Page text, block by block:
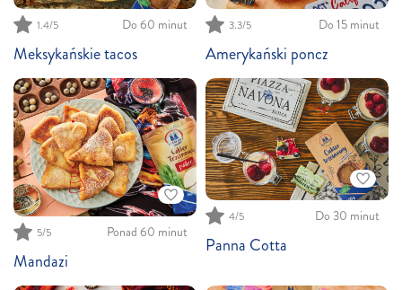
1.4/5 Do 60 minut
Meksykańskie tacos
3.3/5 Do 15 minut
Amerykański poncz
5/5 Ponad 60 minut
Mandazi
4/5 Do 30 minut
Panna Cotta